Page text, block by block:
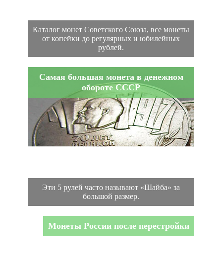
Каталог монет Советского Союза, все монеты
от копейки до регулярных и юбилейных
рублей.
Самая большая монета в денежном
обороте СССР
Эти 5 рулей часто называют «Шайба» за
большой размер.
Монеты России после перестройки